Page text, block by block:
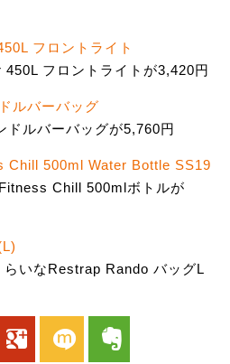
フロントライト
フロントライトが3,420円
ルバーバッグ
ドルバーバッグが5,760円
Chill 500ml Water Bottle SS19
Chill 500mlボトルが
いなRestrap Rando バッグL
google mixi evernote